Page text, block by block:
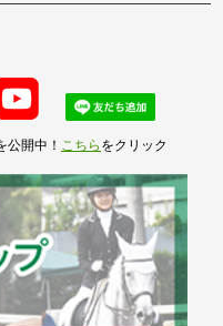
開中！ こちら をクリック